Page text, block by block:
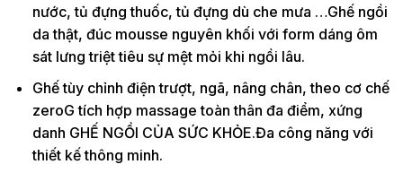
nước, tủ đựng thuốc, tủ đựng dù che mưa …Ghế ngồi
da thật, đúc mousse nguyên khối với form dáng ôm
sát lưng triệt tiêu sự mệt mỏi khi ngồi lâu.
Ghế tùy chỉnh điện trượt, ngã, nâng chân, theo cơ chế
zeroG tích hợp massage toàn thân đa điểm, xứng
danh GHẾ NGỒI CỦA SỨC KHỎE.Đa công năng với
thiết kế thông minh.